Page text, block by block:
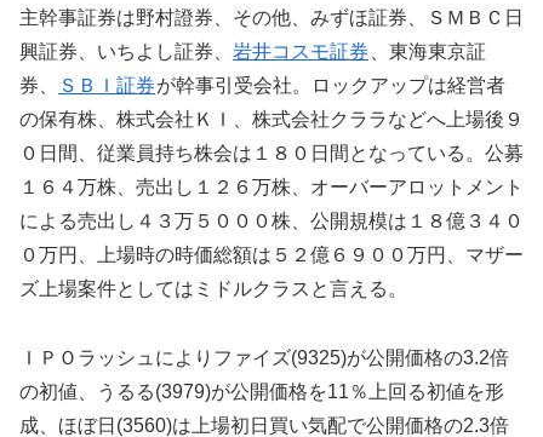
主幹事証券は野村證券、その他、みずほ証券、ＳＭＢＣ日
興証券、いちよし証券、 岩井コスモ証券
、東海東京証
券、
ＳＢＩ証券が幹事引受会社。ロックアップは経営者
の保有株、株式会社ＫＩ、株式会社クララなどへ上場後９
０日間、従業員持ち株会は１８０日間となっている。公募
１６４万株、売出し１２６万株、オーバーアロットメント
による売出し４３万５０００株、公開規模は１８億３４０
０万円、上場時の時価総額は５２億６９００万円、マザー
ズ上場案件としてはミドルクラスと言える。
ＩＰＯラッシュによりファイズ(9325)が公開価格の3.2倍
の初値、うるる(3979)が公開価格を11％上回る初値を形
成、ほぼ日(3560)は上場初日買い気配で公開価格の2.3倍